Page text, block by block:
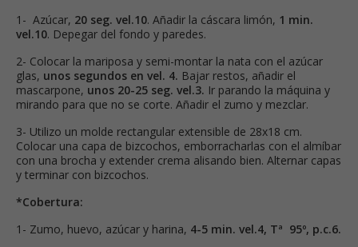
1- Azúcar, 20 seg. vel.10. Añadir la cáscara limón, 1 min.
vel.10. Depegar del fondo y paredes.
2- Colocar la mariposa y semi-montar la nata con el azúcar
glas, unos segundos en vel. 4. Bajar restos, añadir el
mascarpone, unos 20-25 seg. vel.3. Ir parando la máquina y
mirando para que no se corte. Añadir el zumo y mezclar.
3- Utilizo un molde rectangular extensible de 28x18 cm.
Colocar una capa de bizcochos, emborracharlas con el almíbar
con una brocha y extender crema alisando bien. Alternar capas
y terminar con bizcochos.
*Cobertura:
1- Zumo, huevo, azúcar y harina, 4-5 min. vel.4, Tª 95º, p.c.6.